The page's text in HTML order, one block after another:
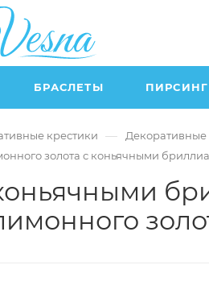
БРАСЛЕТЫ ПИРСИНГ
крестики — Декоративные
золота с коньячными